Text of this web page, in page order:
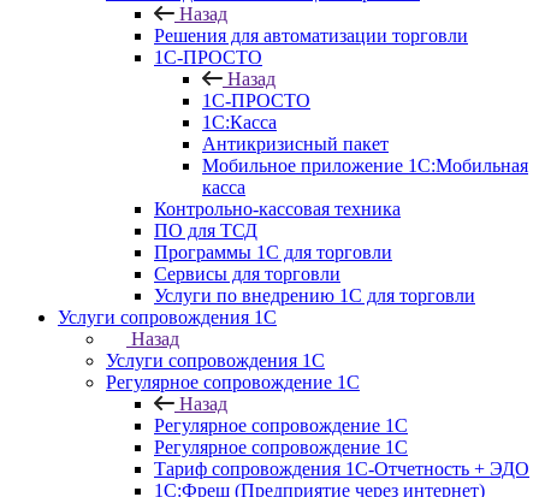
Назад
Решения для автоматизации торговли
1С-ПРОСТО
Назад
1С-ПРОСТО
1С:Касса
Антикризисный пакет
Мобильное приложение 1С:Мобильная
касса
Контрольно-кассовая техника
ПО для ТСД
Программы 1С для торговли
Сервисы для торговли
Услуги по внедрению 1С для торговли
Услуги сопровождения 1С
Назад
Услуги сопровождения 1С
Регулярное сопровождение 1С
Назад
Регулярное сопровождение 1С
Регулярное сопровождение 1С
Тариф сопровождения 1С-Отчетность + ЭДО
1С:Фреш (Предприятие через интернет)